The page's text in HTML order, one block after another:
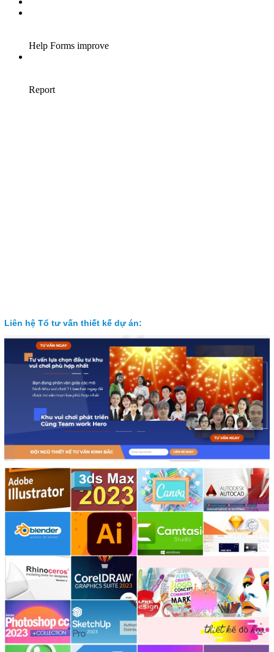
Liên hệ Tổ tư vấn thiết kế dự án: